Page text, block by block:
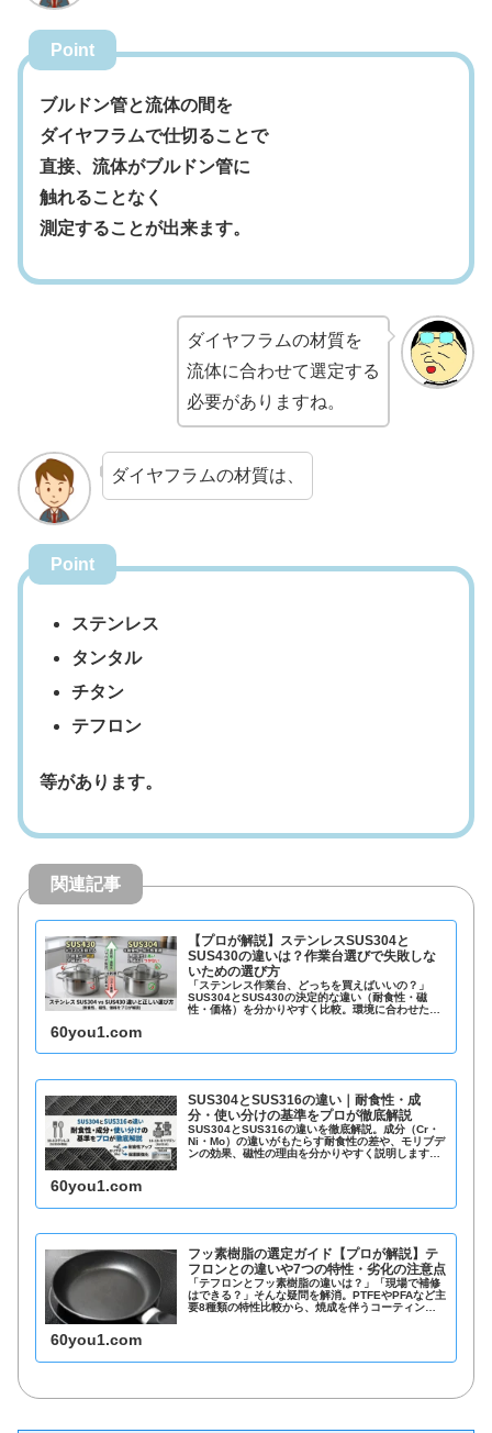
Point
ブルドン管と流体の間を
ダイヤフラムで仕切ることで
直接、流体がブルドン管に
触れることなく
測定することが出来ます。
ダイヤフラムの材質を
流体に合わせて選定する
必要がありますね。
ダイヤフラムの材質は、
Point
ステンレス
タンタル
チタン
テフロン
等があります。
関連記事
【プロが解説】ステンレスSUS304と
SUS430の違いは？作業台選びで失敗しな
いための選び方
「ステンレス作業台、どっちを買えばいいの？」
SUS304とSUS430の決定的な違い（耐食性・磁
性・価格）を分かりやすく比較。環境に合わせた最
60you1.com
SUS304とSUS316の違い｜耐食性・成
分・使い分けの基準をプロが徹底解説
SUS304とSUS316の違いを徹底解説。成分（Cr・
Ni・Mo）の違いがもたらす耐食性の差や、モリブデ
ンの効果、磁性の理由を分かりやすく説明します。
60you1.com
フッ素樹脂の選定ガイド【プロが解説】テ
フロンとの違いや7つの特性・劣化の注意点
「テフロンとフッ素樹脂の違いは？」「現場で補修
はできる？」そんな疑問を解消。PTFEやPFAなど主
要8種類の特性比較から、焼成を伴うコーティング
60you1.com